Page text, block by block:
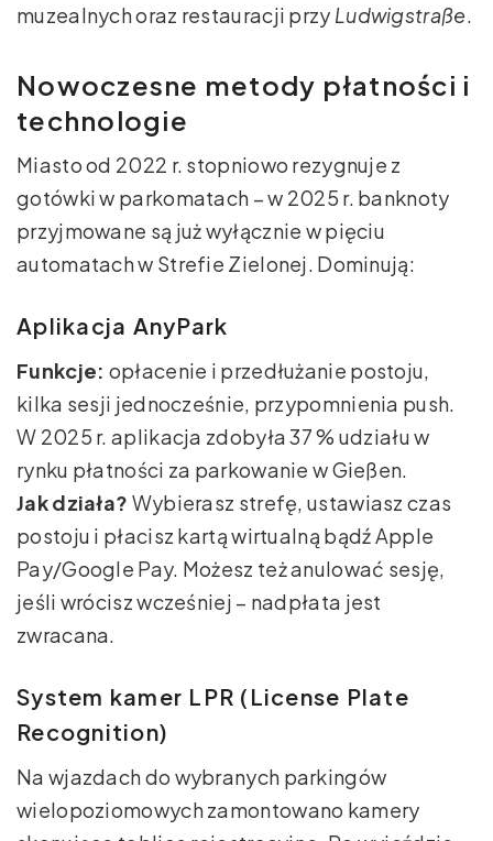
muzealnych oraz restauracji przy Ludwigstraße.
Nowoczesne metody płatności i
technologie
Miasto od 2022 r. stopniowo rezygnuje z
gotówki w parkomatach – w 2025 r. banknoty
przyjmowane są już wyłącznie w pięciu
automatach w Strefie Zielonej. Dominują:
Aplikacja AnyPark
Funkcje: opłacenie i przedłużanie postoju,
kilka sesji jednocześnie, przypomnienia push.
W 2025 r. aplikacja zdobyła 37 % udziału w
rynku płatności za parkowanie w Gießen.
Jak działa? Wybierasz strefę, ustawiasz czas
postoju i płacisz kartą wirtualną bądź Apple
Pay/Google Pay. Możesz też anulować sesję,
jeśli wrócisz wcześniej – nadpłata jest
zwracana.
System kamer LPR (License Plate
Recognition)
Na wjazdach do wybranych parkingów
wielopoziomowych zamontowano kamery